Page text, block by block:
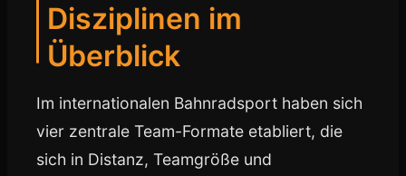
Disziplinen im
Überblick
Im internationalen Bahnradsport haben sich
vier zentrale Team-Formate etabliert, die
sich in Distanz, Teamgröße und